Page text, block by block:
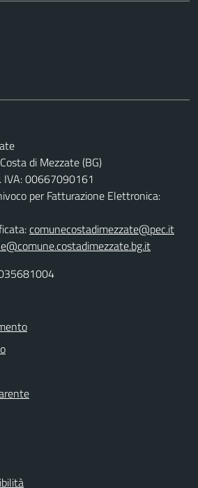
di Mezzate (BG)
IVA: 00667090161
per Fatturazione Elettronica:
comunecostadimezzate@pec.it